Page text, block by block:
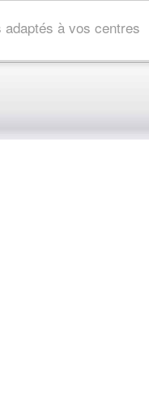
à vos centres